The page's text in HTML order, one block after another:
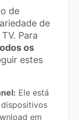
de
de
Para
os
estes
Ele está
em